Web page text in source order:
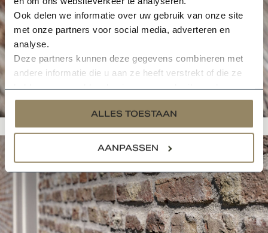
Ook delen we informatie over uw gebruik van onze site
met onze partners voor social media, adverteren en
analyse.
Deze partners kunnen deze gegevens combineren met
andere informatie die u aan ze heeft verstrekt of die ze
services.
ALLES TOESTAAN
AANPASSEN